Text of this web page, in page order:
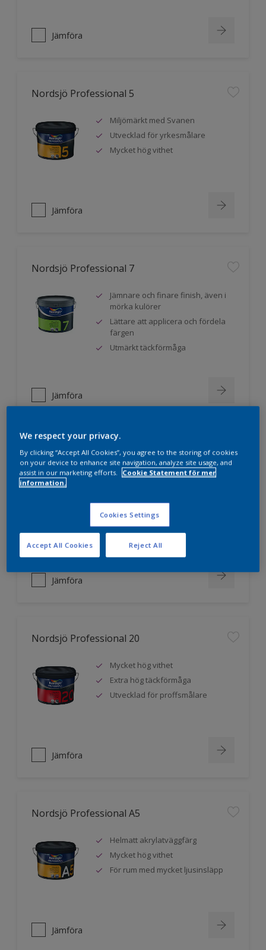
Jämföra
Nordsjö Professional 5
Miljömärkt med Svanen
Utvecklad för yrkesmålare
Mycket hög vithet
Jämföra
Nordsjö Professional 7
Jämnare och finare finish, även i
mörka kulörer
Lättare att applicera och fördela
färgen
Utmärkt täckförmåga
Jämföra
Nordsjö Professional 10
Jämnare och finare finish, även i
Lättare att applicera och fördela
färgen
Utmärkt täckförmåga
Jämföra
Nordsjö Professional 20
Mycket hög vithet
Extra hög täckförmåga
Utvecklad för proffsmålare
Jämföra
Nordsjö Professional A5
Helmatt akrylatväggfärg
Mycket hög vithet
För rum med mycket ljusinsläpp
Jämföra
We respect your privacy.
By clicking “Accept All Cookies”, you agree to the storing of cookies
on your device to enhance site navigation, analyze site usage, and
assist in our marketing efforts.
Cookie Statement för mer
information.
Cookies Settings
Reject All
Accept All Cookies